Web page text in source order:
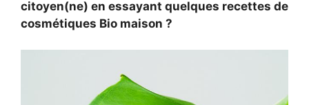
citoyen(ne) en essayant quelques recettes de
cosmétiques Bio maison ?